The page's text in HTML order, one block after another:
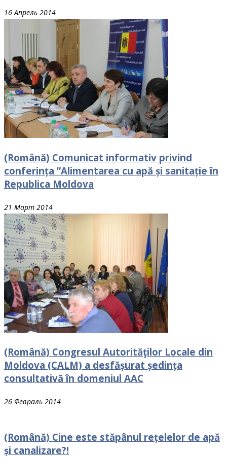
16 Апрель 2014
(Română) Comunicat informativ privind
conferința ”Alimentarea cu apă și sanitație în
Republica Moldova
21 Март 2014
(Română) Congresul Autorităţilor Locale din
Moldova (CALM) a desfășurat ședința
consultativă în domeniul AAC
26 Февраль 2014
(Română) Cine este stăpânul rețelelor de apă
și canalizare?!